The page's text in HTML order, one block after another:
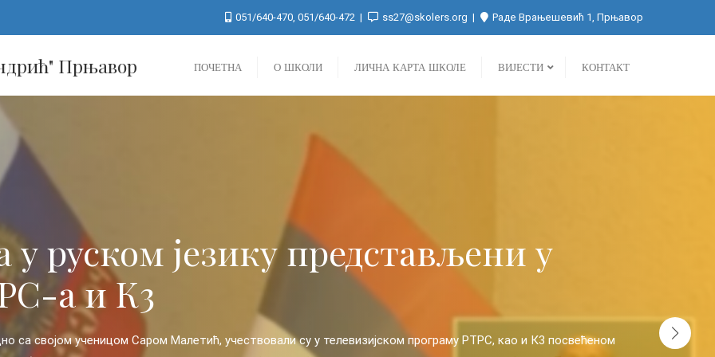
051/640-470, 051/640-472 ss27@skolers.org Раде Врањешевић 1, Прњавор
Прњавор ПОЧЕТНА О ШКОЛИ ЛИЧНА КАРТА ШКОЛЕ ВИЈЕСТИ КОНТАКТ
у
РТРС, као и К3 посвећеном
наше школе на прослави
паруса“ у Санкт Петербургу
руских празника, „Алые паруса“ ученица наше школе Сара Малетић и професор руског језика Борислав Марић
Успјеси ученика у
програмима РТРС-а
Професор руског језика Борислав Марић заједно са својом